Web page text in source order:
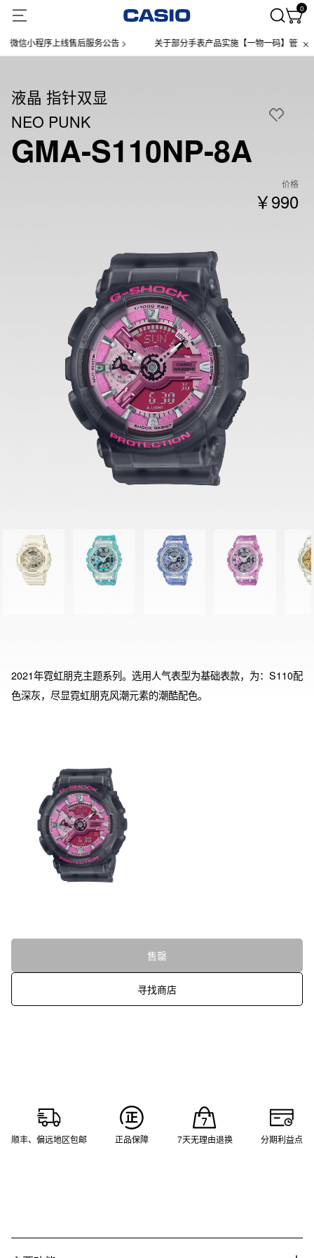
0
信小程序上线售后服务公告 > 关于部分手表产品实施【一物一码】管理的公
液晶 指针双显
NEO PUNK
GMA-S110NP-8A
价格
￥990
2021年霓虹朋克主题系列。选用人气表型为基础表款，为：S110配
色深灰，尽显霓虹朋克风潮元素的潮酷配色。
售罄
寻找商店
顺丰、偏远地区包邮 正品保障 7天无理由退换 分期利益点